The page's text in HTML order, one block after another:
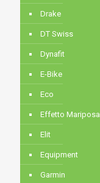
Drake
DT Swiss
Dynafit
E-Bike
Eco
Effetto Mariposa
Elit
Equipment
Garmin